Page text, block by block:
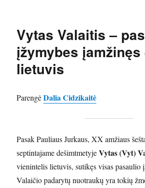
Vytas Valaitis –
įžymybes įamžinęs
lietuvis
ParengėDalia Cidzikaitė
Pasak Pauliaus Jurkaus, XX amžiaus
septintajame dešimtmetyjeVytas (Vyt)
vienintelis lietuvis, sutikęs visas pasaulio
Valaičio padarytų nuotraukų yra tokių